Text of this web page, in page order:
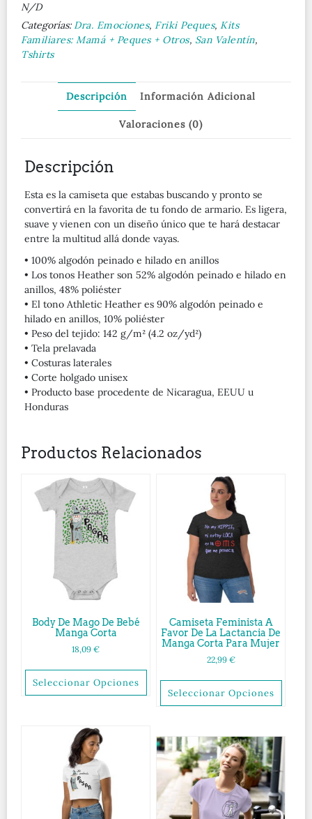
N/D
Categorías: Dra. Emociones, Friki Peques, Kits
Familiares: Mamá + Peques + Otros, San Valentín,
Tshirts
Descripción Información Adicional
Valoraciones (0)
Descripción
Esta es la camiseta que estabas buscando y pronto se
convertirá en la favorita de tu fondo de armario. Es ligera,
suave y vienen con un diseño único que te hará destacar
entre la multitud allá donde vayas.
• 100% algodón peinado e hilado en anillos
• Los tonos Heather son 52% algodón peinado e hilado en
anillos, 48% poliéster
• El tono Athletic Heather es 90% algodón peinado e
hilado en anillos, 10% poliéster
• Peso del tejido: 142 g/m² (4.2 oz/yd²)
• Tela prelavada
• Costuras laterales
• Corte holgado unisex
• Producto base procedente de Nicaragua, EEUU u
Honduras
Productos Relacionados
Body De Mago De Bebé
Manga Corta
18,09€
Seleccionar Opciones
Camiseta Feminista A
Favor De La Lactancia De
Manga Corta Para Mujer
22,99 €
Seleccionar Opciones